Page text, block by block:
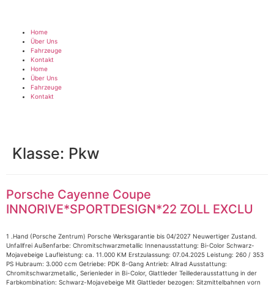
Home
Über Uns
Fahrzeuge
Kontakt
Home
Über Uns
Fahrzeuge
Kontakt
Klasse: Pkw
Porsche Cayenne Coupe
INNORIVE*SPORTDESIGN*22 ZOLL EXCLU
1 .Hand (Porsche Zentrum) Porsche Werksgarantie bis 04/2027 Neuwertiger Zustand.
Unfallfrei Außenfarbe: Chromitschwarzmetallic Innenausstattung: Bi-Color Schwarz-
Mojavebeige Laufleistung: ca. 11.000 KM Erstzulassung: 07.04.2025 Leistung: 260 / 353
PS Hubraum: 3.000 ccm Getriebe: PDK 8-Gang Antrieb: Allrad Ausstattung:
Chromitschwarzmetallic, Serienleder in Bi-Color, Glattleder Teillederausstattung in der
Farbkombination: Schwarz-Mojavebeige Mit Glattleder bezogen: Sitzmittelbahnen vorn